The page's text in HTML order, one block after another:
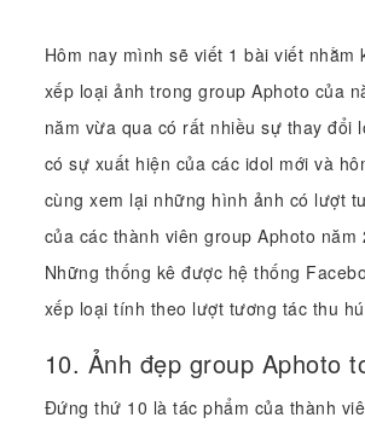
Hôm nay mình sẽ viết 1 bài viết nhằm
xếp loại ảnh trong group Aphoto của
năm vừa qua có rất nhiều sự thay đổi
có sự xuất hiện của các idol mới và
cùng xem lại những hình ảnh có lượt
của các thành viên group Aphoto năm
Những thống kê được hệ thống
xếp loại tính theo lượt tương tác thu
10. Ảnh đẹp group Aphoto
Đứng thứ 10 là tác phẩm của thành